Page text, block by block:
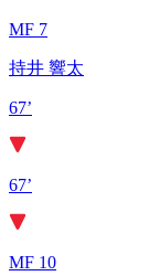
MF 7
持井 響太
67’
67’
MF 10